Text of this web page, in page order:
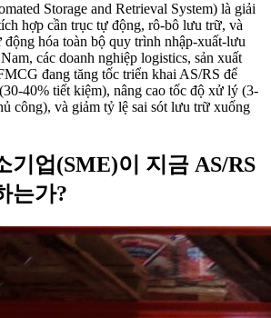
Storage and Retrieval System) là giải
hợp cần trục tự động, rô-bô lưu trữ, và
hóa toàn bộ quy trình nhập-xuất-lưu
các doanh nghiệp logistics, sản xuất
đang tăng tốc triển khai AS/RS để
40% tiết kiệm), nâng cao tốc độ xử lý (3-
công), và giảm tỷ lệ sai sót lưu trữ xuống
기업(SME)이 지금 AS/RS
는가?